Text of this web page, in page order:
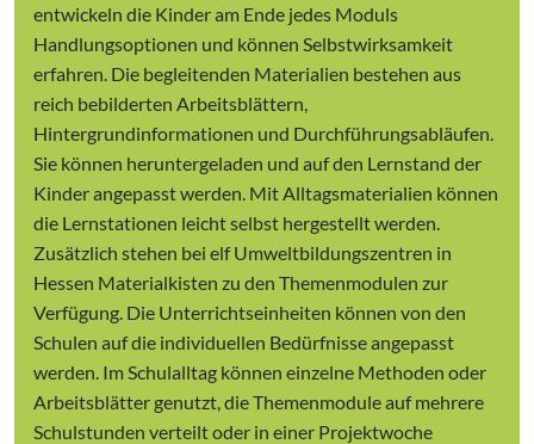
entwickeln die Kinder am Ende jedes Moduls
Handlungsoptionen und können Selbstwirksamkeit
erfahren. Die begleitenden Materialien bestehen aus
reich bebilderten Arbeitsblättern,
Hintergrundinformationen und Durchführungsabläufen.
Sie können heruntergeladen und auf den Lernstand der
Kinder angepasst werden. Mit Alltagsmaterialien können
die Lernstationen leicht selbst hergestellt werden.
Zusätzlich stehen bei elf Umweltbildungszentren in
Hessen Materialkisten zu den Themenmodulen zur
Verfügung. Die Unterrichtseinheiten können von den
Schulen auf die individuellen Bedürfnisse angepasst
werden. Im Schulalltag können einzelne Methoden oder
Arbeitsblätter genutzt, die Themenmodule auf mehrere
Schulstunden verteilt oder in einer Projektwoche